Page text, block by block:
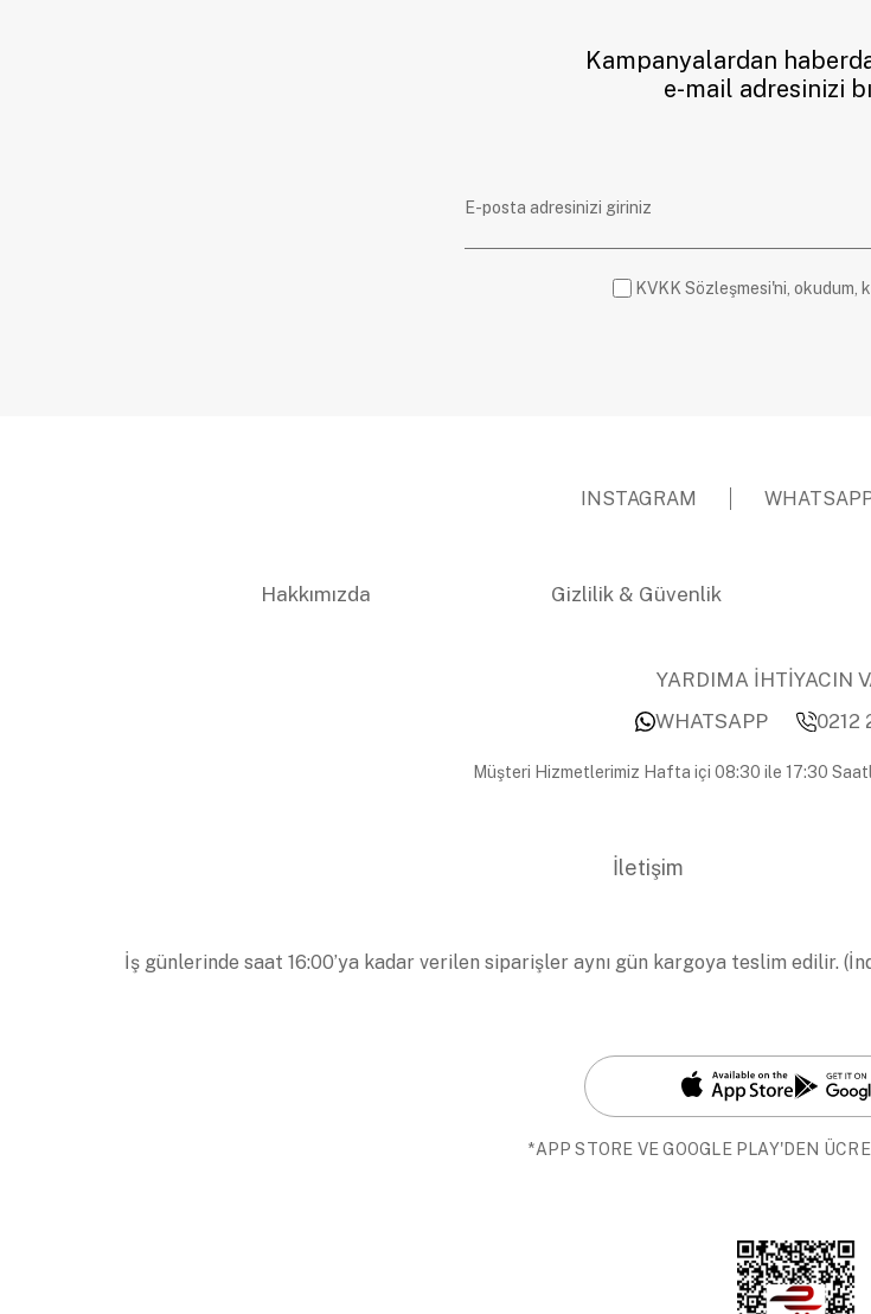
Kampanyalardan
e-mail adresinizi
KVKK Sözleşmesi'ni, okudum,
INSTAGRAM
Hakkımızda Gizlilik & Güvenlik
YARDIMA İHTİYACIN
WHATSAPP
0212
Müşteri Hizmetlerimiz Hafta içi 08:30 ile 17:30
İletişim
İş günlerinde saat 16:00’ya kadar verilen siparişler aynı gün kargoya teslim edilir.
*APP STORE VE GOOGLE PLAY'DEN